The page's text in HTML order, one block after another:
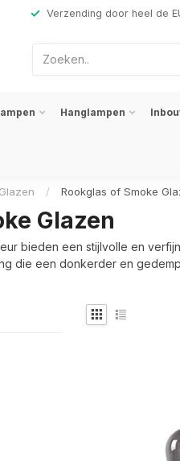
Verzending door heel de
Hanglampen
/ Rookglas of Smoke
Glazen
bieden een stijlvolle en
die een donkerder en